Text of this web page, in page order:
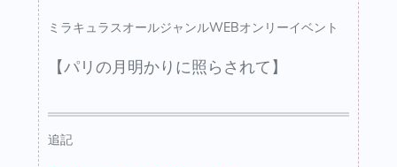
ミラキュラスオールジャンルWEBオンリーイベント
【パリの月明かりに照らされて】
追記